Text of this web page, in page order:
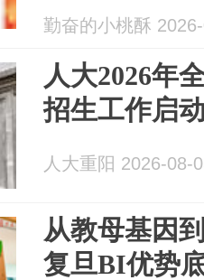
勤奋的小桃酥
人大2026年
招生工作启
人大重阳 2026-08-
从教母基因
复旦BI优势